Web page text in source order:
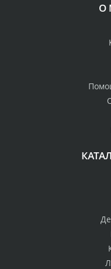
О